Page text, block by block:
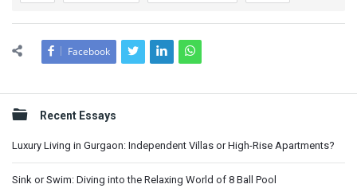
Facebook
Sidebar
Recent Essays
Luxury Living in Gurgaon: Independent Villas or High-Rise Apartments?
Sink or Swim: Diving into the Relaxing World of 8 Ball Pool